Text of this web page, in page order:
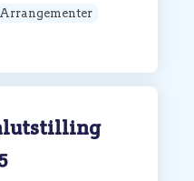
Arrangementer